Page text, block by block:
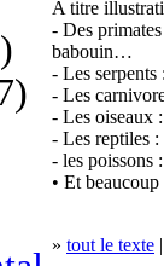
A titre
- Des
babouin…
- Les
- Les
- Les oiseaux
- Les reptiles
- les
• Et beaucoup
» tout le texte